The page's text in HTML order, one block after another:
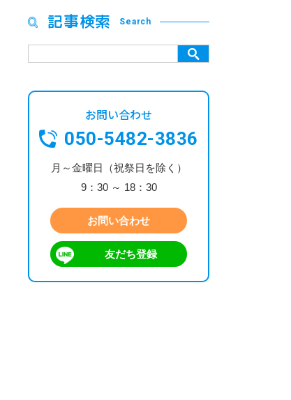
記事検索 Search
お問い合わせ
050-5482-3836
月～金曜日（祝祭日を除く）
9：30 ～ 18：30
お問い合わせ
友だち登録